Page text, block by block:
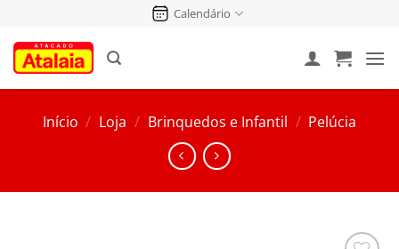
conteúdo
Calendário
Início / Loja / Brinquedos e Infantil / Pelúcia